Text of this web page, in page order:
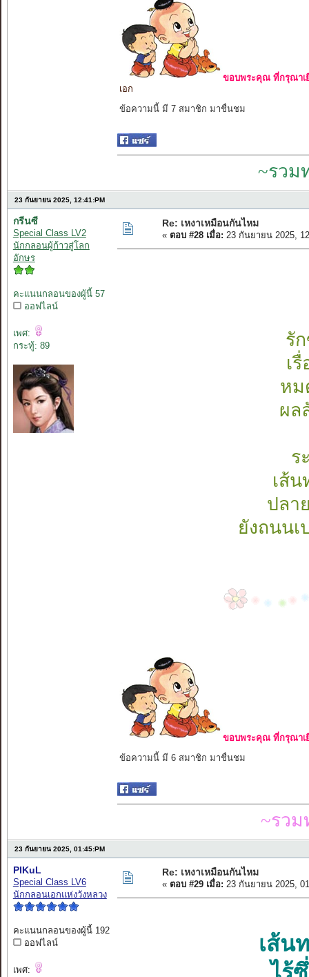
ขอบพระคุณ ที่กรุณาเ
เอก
ข้อความนี้ มี 7 สมาชิก มาชื่นชม
~รวม
23 กันยายน 2025, 12:41:PM
กรีนซี
Special Class LV2
นักกลอนผู้ก้าวสู่โลก
อักษร
คะแนนกลอนของผู้นี้ 57
ออฟไลน์
เพศ:
กระทู้: 89
Re: เหงาเหมือนกันไหม
« ตอบ #28 เมื่อ: 23 กันยายน 2025,
รั
เ
หม
ผล
ร
เส้
ปลา
ยังถนนเ
ขอบพระคุณ ที่กรุณาเ
ข้อความนี้ มี 6 สมาชิก มาชื่นชม
~รว
23 กันยายน 2025, 01:45:PM
PIKuL
Special Class LV6
นักกลอนเอกแห่งวังหลวง
คะแนนกลอนของผู้นี้ 192
ออฟไลน์
เพศ:
Re: เหงาเหมือนกันไหม
« ตอบ #29 เมื่อ: 23 กันยายน 2025,
เส้น